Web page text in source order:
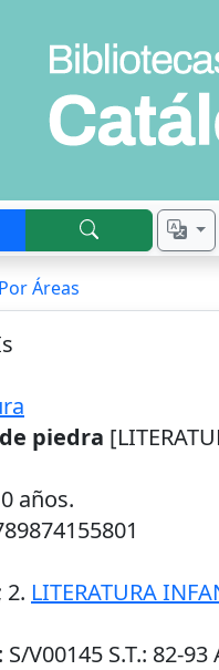
Por Áreas
piedra
años.
2. LITERATURA
: S/V00145 S.T.: 82-93